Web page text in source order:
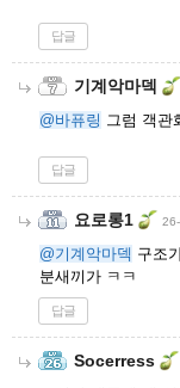
답글
기계악마덱
@바퓨링 그럼 객관
답글
요로롱1
@기계악마덱 구조
분새끼가 ㅋㅋ
답글
Socerress